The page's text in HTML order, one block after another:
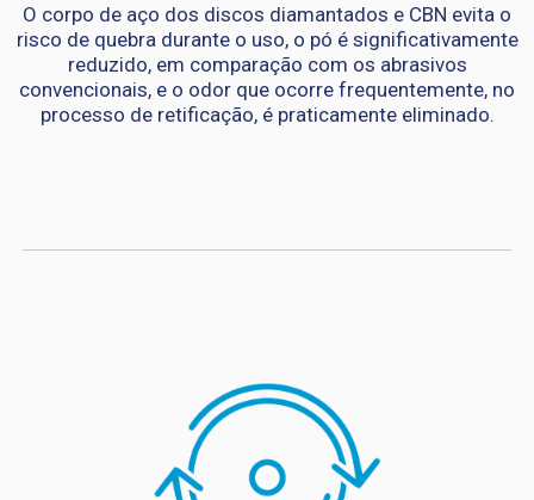
O corpo de aço dos discos diamantados e CBN evita o
risco de quebra durante o uso, o pó é significativamente
reduzido, em comparação com os abrasivos
convencionais, e o odor que ocorre frequentemente, no
processo de retificação, é praticamente eliminado.